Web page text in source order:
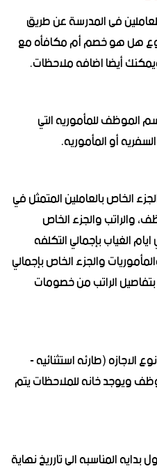
فى المدرسة عن طريق
هل هو خصم أم مكافأه مع
أيضا اضافه ملاحظات.
الموظف للمأموريه التي
أو المأموريه.
الجزء الخاص بالعاملين المتمثل في
والراتب والجزء الخاص
الغياب بإجمالي التكلفه
والجزء الخاص بإجمالي
الراتب من خصومات
(طارئه استثنائيه -
ويوجد خانه للملاحظات يتم
المناسبه الى تارريخ نهاية